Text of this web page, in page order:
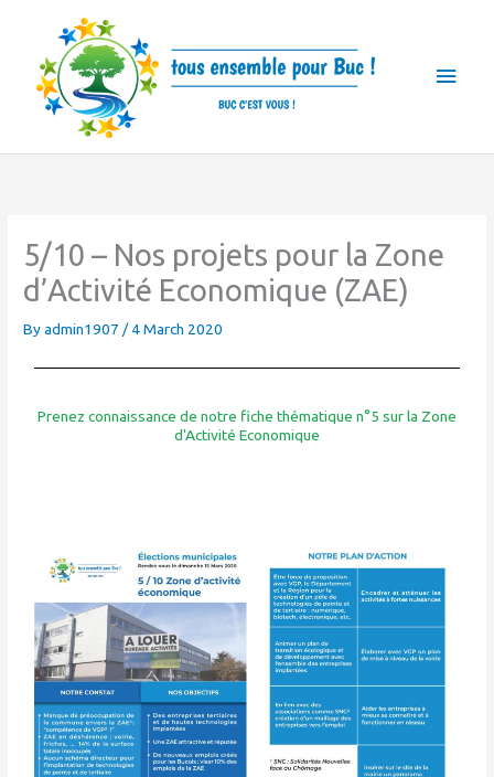
content
5/10 – Nos projets pour la Zone
d’Activité Economique (ZAE)
Byadmin1907 /4 March 2020
Prenez connaissance de notre fiche thématique n°5 sur la Zone
d'Activité Economique